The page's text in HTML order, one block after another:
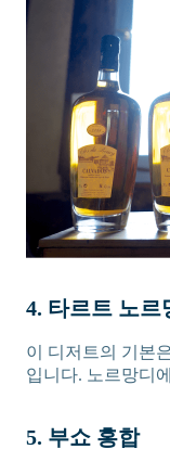
4. 타르트 노르
이 디저트의 기본
입니다. 노르망디
5. 부쇼 홍합